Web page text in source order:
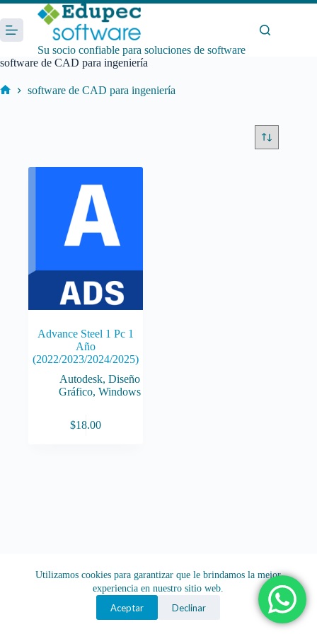
Saltar
al
contenido
Utilizamos cookies para garantizar que le brindamos la mejor
experiencia en nuestro sitio web.
Aceptar Declinar
Su socio confiable para soluciones de software
software de CAD para ingeniería
software de CAD para ingeniería
Advance Steel 1 Pc 1
Año
(2022/2023/2024/2025)
Autodesk,Diseño
Gráfico,Windows
$18.00